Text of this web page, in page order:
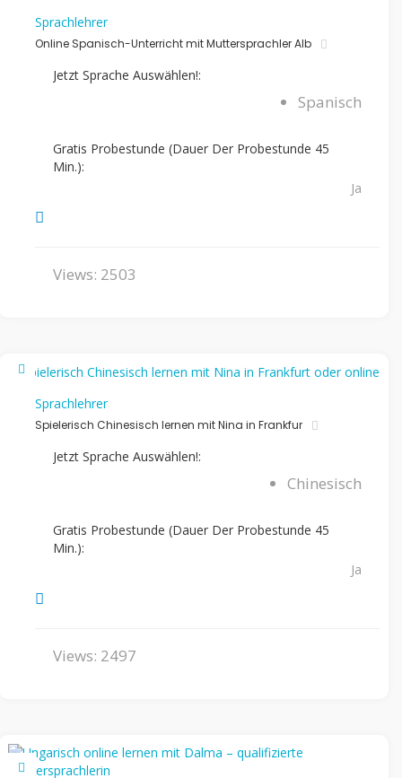
Sprachlehrer
Online Spanisch-Unterricht mit Muttersprachler Alb
Jetzt Sprache Auswählen!:
Spanisch
Gratis Probestunde (Dauer Der Probestunde 45
Min.):
Ja
Views: 2503
Sprachlehrer
Spielerisch Chinesisch lernen mit Nina in Frankfur
Jetzt Sprache Auswählen!:
Chinesisch
Gratis Probestunde (Dauer Der Probestunde 45
Min.):
Ja
Views: 2497